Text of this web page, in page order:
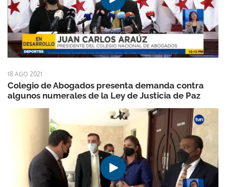
18 AGO 2021
Colegio de Abogados presenta demanda contra
algunos numerales de la Ley de Justicia de Paz